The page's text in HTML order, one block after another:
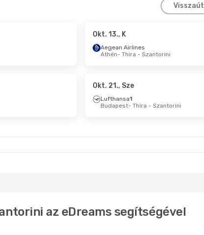
Visszaút
- Szept. 12., Szo
- Okt. 23., P
Okt. 13., K
Aegean Airlines
Athén- Thira - Szantorini
Okt. 21., Sze
Lufthansa1
Budapest- Thira - Szantorini
az eDreams segítségével